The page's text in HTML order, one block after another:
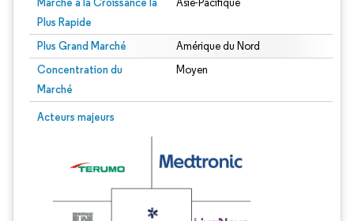
Plus Rapide
Asie-Pacifique
Plus Grand Marché Amérique du Nord
Concentration du
Marché
Moyen
Acteurs majeurs
Image © Mordor Intelligence. La réutilisation nécessite une attribution sous CC